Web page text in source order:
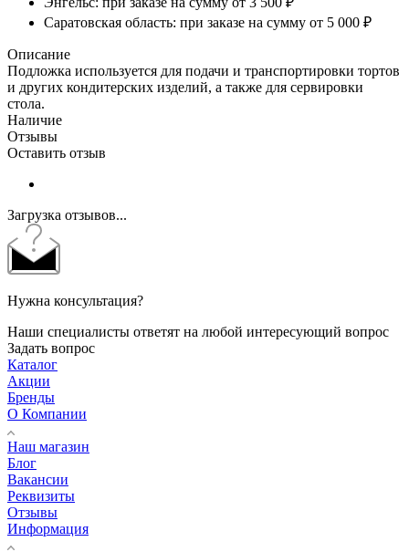
Саратовская область: при заказе на сумму от 5 000 ₽
Описание
Подложка используется для подачи и транспортировки тортов
и других кондитерских изделий, а также для сервировки
стола.
Наличие
Отзывы
Оставить отзыв
Загрузка отзывов...
Нужна консультация?
Наши специалисты ответят на любой интересующий вопрос
Задать вопрос
Каталог
Акции
Бренды
О Компании
Наш магазин
Блог
Вакансии
Реквизиты
Отзывы
Информация